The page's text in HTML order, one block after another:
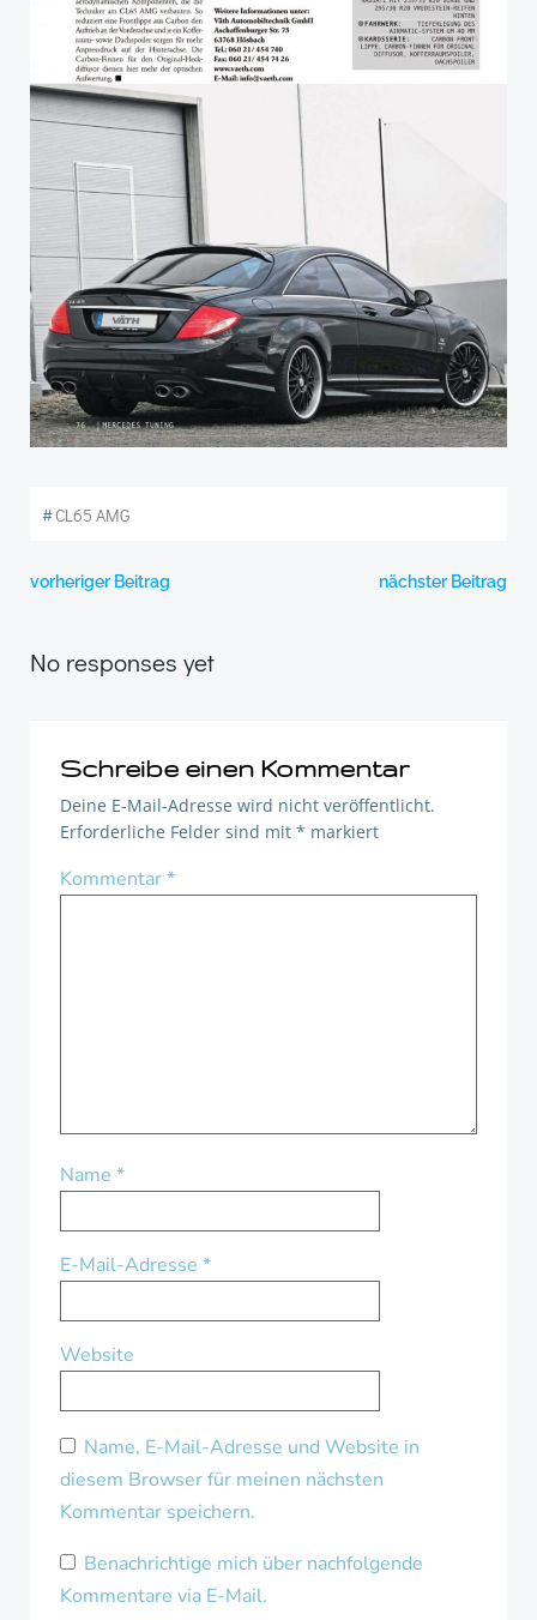
#CL65 AMG
Post
navigation
vorheriger Beitrag nächster Beitrag
No responses yet
Schreibe einen Kommentar
Deine E-Mail-Adresse wird nicht veröffentlicht.
Erforderliche Felder sind mit * markiert
Kommentar*
Name *
E-Mail-Adresse *
Website
Name, E-Mail-Adresse und Website in
diesem Browser für meinen nächsten
Kommentar speichern.
Benachrichtige mich über nachfolgende
Kommentare via E-Mail.